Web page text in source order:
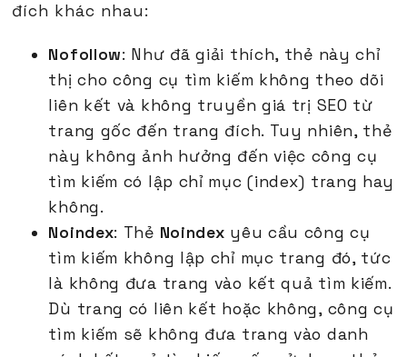
đích khác nhau:
Nofollow: Như đã giải thích, thẻ này chỉ
thị cho công cụ tìm kiếm không theo dõi
liên kết và không truyền giá trị SEO từ
trang gốc đến trang đích. Tuy nhiên, thẻ
này không ảnh hưởng đến việc công cụ
tìm kiếm có lập chỉ mục (index) trang hay
không.
Noindex: Thẻ Noindex yêu cầu công cụ
tìm kiếm không lập chỉ mục trang đó, tức
là không đưa trang vào kết quả tìm kiếm.
Dù trang có liên kết hoặc không, công cụ
tìm kiếm sẽ không đưa trang vào danh